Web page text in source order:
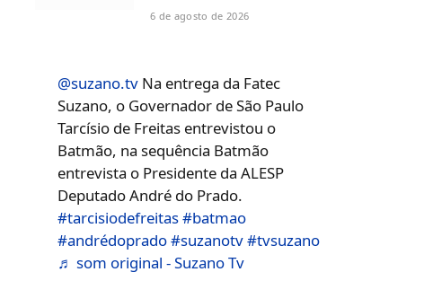
6 de agosto de 2026
@suzano.tv Na entrega da Fatec
Suzano, o Governador de São Paulo
Tarcísio de Freitas entrevistou o
Batmão, na sequência Batmão
entrevista o Presidente da ALESP
Deputado André do Prado.
#tarcisiodefreitas#batmao
#andrédoprado#suzanotv#tvsuzano
♬ som original - Suzano Tv